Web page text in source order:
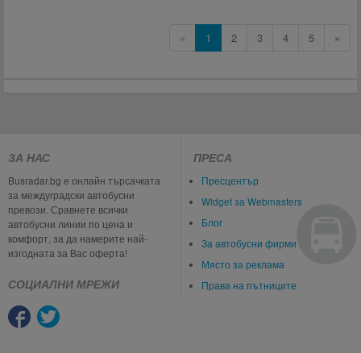
« 1 2 3 4 5 »
ЗА НАС
Busradar.bg е онлайн търсачката
за междуградски автобусни
превози. Сравнете всички
автобусни линии по цена и
комфорт, за да намерите най-
изгодната за Вас оферта!
СОЦИАЛНИ МРЕЖИ
ПРЕСА
Пресцентър
Widget за Webmasters
Блог
За автобусни фирми
Място за реклама
Права на пътниците